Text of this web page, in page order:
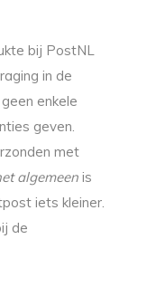
bij PostNL
in de
enkele
geven.
met
algemeen is
iets kleiner.
de